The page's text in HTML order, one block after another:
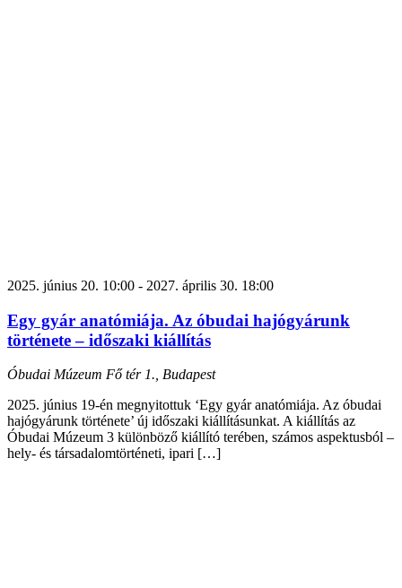
2025. június 20. 10:00 - 2027. április 30. 18:00
Egy gyár anatómiája. Az óbudai hajógyárunk
története – időszaki kiállítás
Óbudai Múzeum Fő tér 1., Budapest
2025. június 19-én megnyitottuk ‘Egy gyár anatómiája. Az óbudai
hajógyárunk története’ új időszaki kiállításunkat. A kiállítás az
Óbudai Múzeum 3 különböző kiállító terében, számos aspektusból –
hely- és társadalomtörténeti, ipari […]